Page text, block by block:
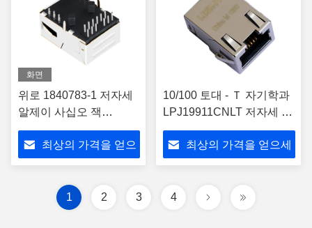
화면
위로 1840783-1 저자세
알제이 사십오 잭
100BASE-T 탭은 없이
이르렀습니다
최상의 가격을 얻으
10/100 토대 - Ｔ 자기학과
LPJ19911CNLT 저자세 알
제이 사십오 잭
최상의 가격을 얻으세
1
2 3 4